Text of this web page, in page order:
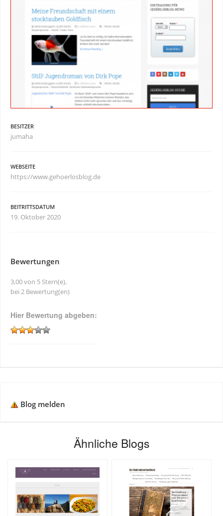
BESITZER
jumaha
WEBSEITE
https://www.gehoerlosblog.de
BEITRITTSDATUM
19. Oktober 2020
Bewertungen
3,00 von 5 Stern(e),
bei 2 Bewertung(en)
Hier Bewertung abgeben:
Blog melden
Ähnliche Blogs